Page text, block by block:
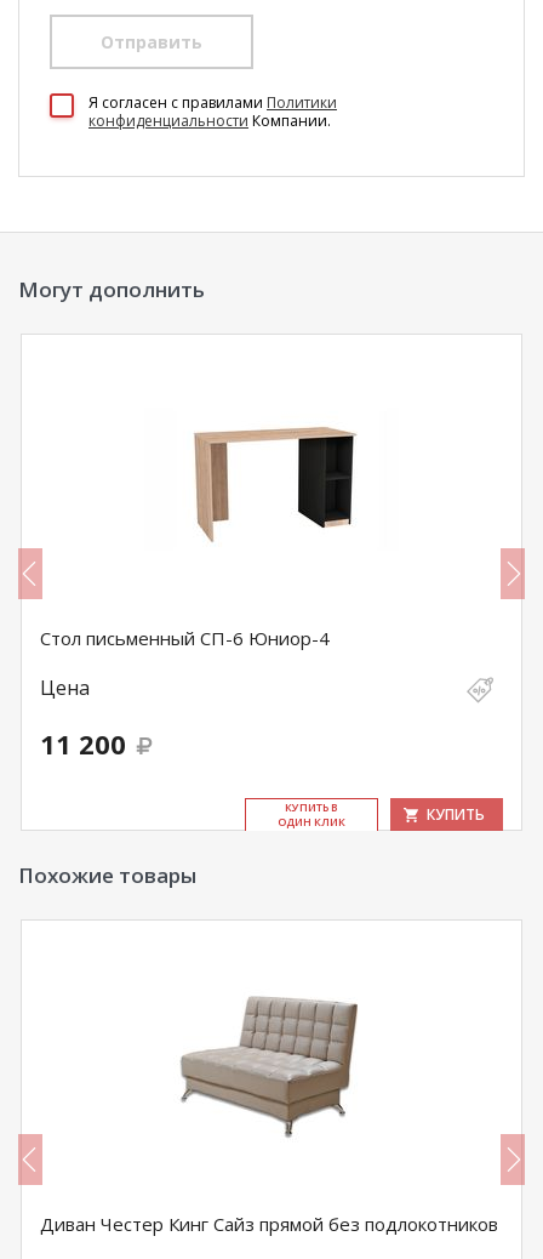
Отправить
Я согласен c правилами Политики
конфиденциальности Компании.
Могут дополнить
Стол письменный СП-6 Юниор-4
Цена
11 200
КУ­ПИТЬ В
ОДИН КЛИК
КУПИТЬ
Похожие товары
Диван Честер Кинг Сайз прямой без подлокотников